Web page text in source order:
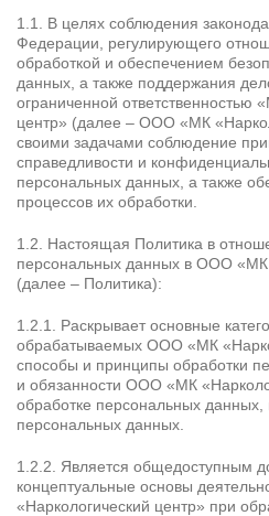
О нас
Контакты
8 800 200-48-16
Бесплатно по РФ
Вызвать
ООО «Медицинская компания
г. Баймак, ул. Победы, 9А,
1.1. В целях соблюдения
Федерации, регулирующего
обработкой и обеспечением
данных, а также поддержания
ограниченной ответственностью
центр» (далее – ООО «МК
своими задачами соблюдение
справедливости и
персональных данных, а также
процессов их обработки.
1.2. Настоящая Политика в
персональных данных в ООО «МК
(далее – Политика):
1.2.1. Раскрывает основные
обрабатываемых ООО «МК
способы и принципы обработки
и обязанности ООО «МК
обработке персональных данных,
персональных данных.
1.2.2. Является общедоступным
концептуальные основы
«Наркологический центр» при